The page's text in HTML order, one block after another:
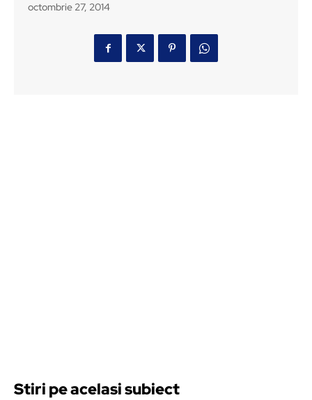
octombrie 27, 2014
Stiri pe acelasi subiect